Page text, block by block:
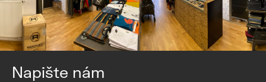
Napište nám